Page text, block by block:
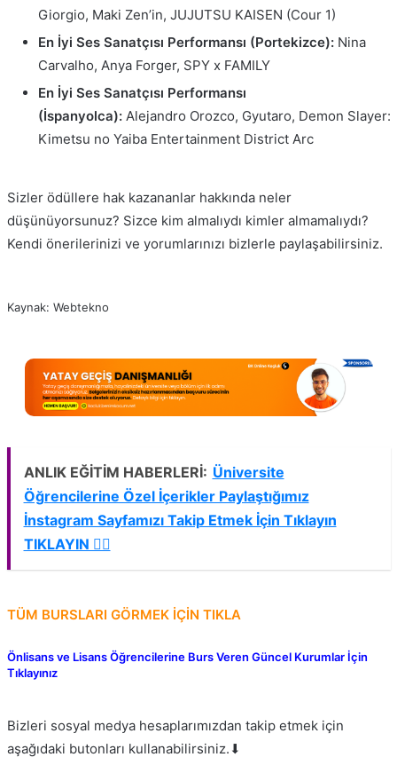
Giorgio, Maki Zen’in, JUJUTSU KAISEN (Cour 1)
En İyi Ses Sanatçısı Performansı (Portekizce):Nina
Carvalho, Anya Forger, SPY x FAMILY
En İyi Ses Sanatçısı Performansı
(İspanyolca): Alejandro Orozco, Gyutaro, Demon Slayer:
Kimetsu no Yaiba Entertainment District Arc
Sizler ödüllere hak kazananlar hakkında neler
düşünüyorsunuz? Sizce kim almalıydı kimler almamalıydı?
Kendi önerilerinizi ve yorumlarınızı bizlerle paylaşabilirsiniz.
Kaynak: Webtekno
ANLIK EĞİTİM HABERLERİ: Üniversite
Öğrencilerine Özel İçerikler Paylaştığımız
İnstagram Sayfamızı Takip Etmek İçin Tıklayın
TIKLAYIN 👈🏻
TÜM BURSLARI GÖRMEK İÇİN TIKLA
Önlisans ve Lisans Öğrencilerine Burs Veren Güncel Kurumlar İçin
Tıklayınız
Bizleri sosyal medya hesaplarımızdan takip etmek için
aşağıdaki butonları kullanabilirsiniz.⬇